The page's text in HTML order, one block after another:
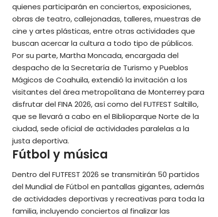
quienes participarán en conciertos, exposiciones,
obras de teatro, callejonadas, talleres, muestras de
cine y artes plásticas, entre otras actividades que
buscan acercar la cultura a todo tipo de públicos.
Por su parte, Martha Moncada, encargada del
despacho de la Secretaría de Turismo y Pueblos
Mágicos de Coahuila, extendió la invitación a los
visitantes del área metropolitana de Monterrey para
disfrutar del FINA 2026, así como del FUTFEST Saltillo,
que se llevará a cabo en el Biblioparque Norte de la
ciudad, sede oficial de actividades paralelas a la
justa deportiva.
Fútbol y música
Dentro del FUTFEST 2026 se transmitirán 50 partidos
del Mundial de Fútbol en pantallas gigantes, además
de actividades deportivas y recreativas para toda la
familia, incluyendo conciertos al finalizar las